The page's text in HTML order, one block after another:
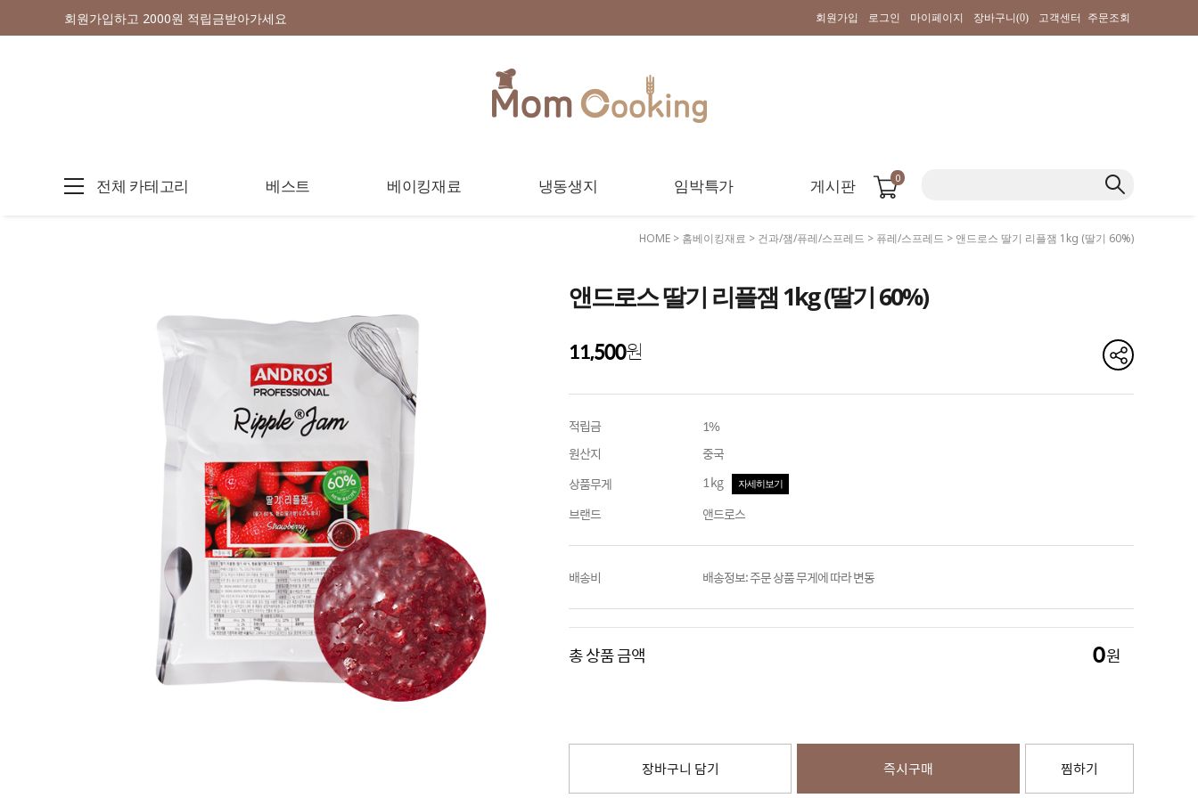
회원가입하고 2000원 적립금받아가세요 회원가입 로그인 마이페이지 장바구니(0) 고객센터 주문조회
전체 카테고리 베스트 베이킹재료 냉동생지 임박특가 게시판 0
HOME > 홈베이킹재료 > 건과/잼/퓨레/스프레드 > 퓨레/스프레드 > 앤드로스 딸기 리플잼 1kg (딸기 60%)
앤드로스 딸기 리플잼 1kg (딸기 60%)
11,500원
적립금
1%
원산지
중국
상품무게
1 kg 자세히보기
브랜드 앤드로스
배송비 배송정보: 주문 상품 무게에 따라 변동
총 상품 금액 0원
장바구니 담기 즉시구매 찜하기